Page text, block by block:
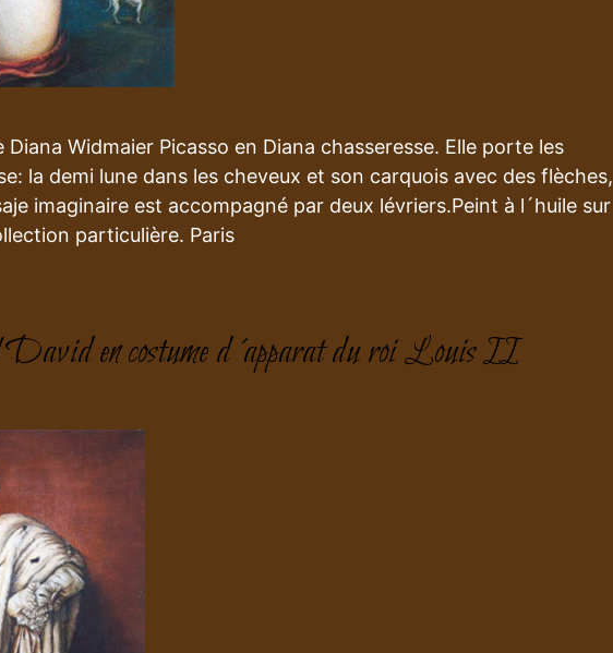
Widmaier Picasso en Diana chasseresse. Elle porte les
la demi lune dans les cheveux et son carquois avec des flèches,
imaginaire est accompagné par deux lévriers.Peint à l´huile sur
particulière. Paris
en costume d´apparat du roi Louis II